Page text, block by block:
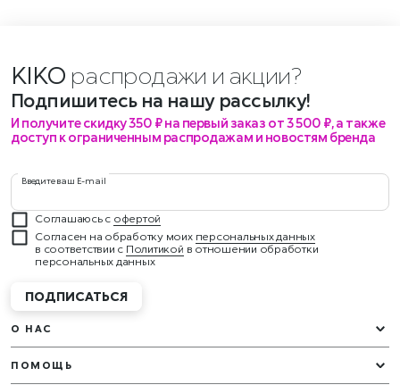
KIKO распродажи и
Подпишитесь на нашу рассылку!
И получите скидку 350 ₽ на первый заказ от 3 500 ₽, а также
доступ к ограниченным распродажам и новостям бренда
Введите ваш E-mail
Соглашаюсь с офертой
Согласен на обработку моих персональных данных
в соответствии с Политикой в отношении обработки
персональных данных
ПОДПИСАТЬСЯ
О НАС
ПОМОЩЬ